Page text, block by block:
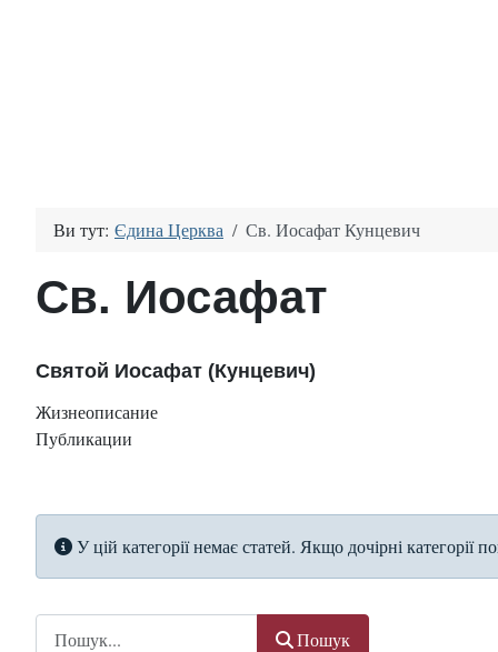
Пошук
Ви тут: Єдина Церква Св. Иосафат Кунцевич
Св. Иосафат
Святой Иосафат (Кунцевич)
Жизнеописание
Публикации
Інформація
У цій категорії немає статей. Якщо дочірні категорії